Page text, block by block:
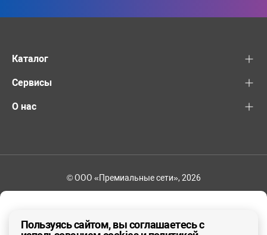
Каталог
Сервисы
О нас
© ООО «Премиальные сети», 2026
Пользуясь сайтом, вы соглашаетесь с